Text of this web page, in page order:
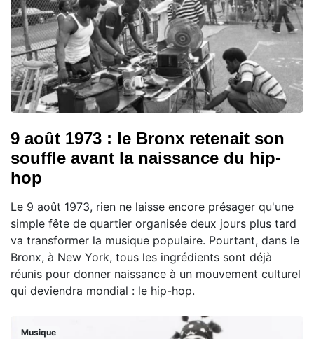
9 août 1973 : le Bronx retenait son
souffle avant la naissance du hip-
hop
Le 9 août 1973, rien ne laisse encore présager qu'une
simple fête de quartier organisée deux jours plus tard
va transformer la musique populaire. Pourtant, dans le
Bronx, à New York, tous les ingrédients sont déjà
réunis pour donner naissance à un mouvement culturel
qui deviendra mondial : le hip-hop.
Musique